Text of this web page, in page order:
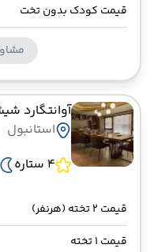
قیمت کودک بدون تخت
آوانتگارد
استانبول
4 ستاره
قیمت 2 تخته (هرنفر)
قیمت 1 تخته